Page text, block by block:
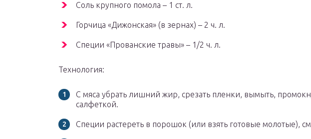
Соль крупного помола – 1 ст. л.
Горчица «Дижонская» (в зернах) – 2 ч. л.
Специи «Прованские травы» – 1/2 ч. л.
Технология:
С мяса убрать лишний жир, срезать пленки, вымыть,
салфеткой.
Специи растереть в порошок (или взять готовые молотые),